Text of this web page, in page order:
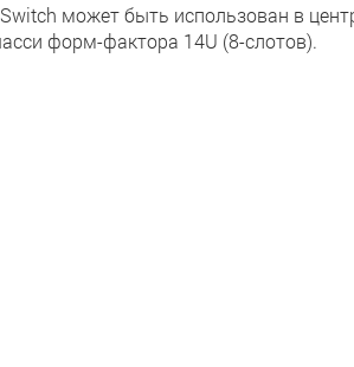
может быть использован в
форм-фактора 14U (8-слотов).